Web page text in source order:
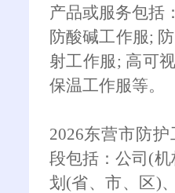
产品或服务包括
防酸碱工作服;
射工作服; 高可
保温工作服等。
2026东营市防
段包括：公司(
划(省、市、区)